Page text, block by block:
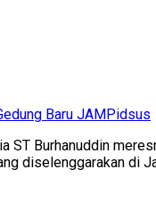
Baru JAMPidsus
ST Burhanuddin
diselenggarakan di